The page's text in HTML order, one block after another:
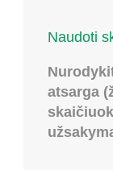
Naudoti
atsarga